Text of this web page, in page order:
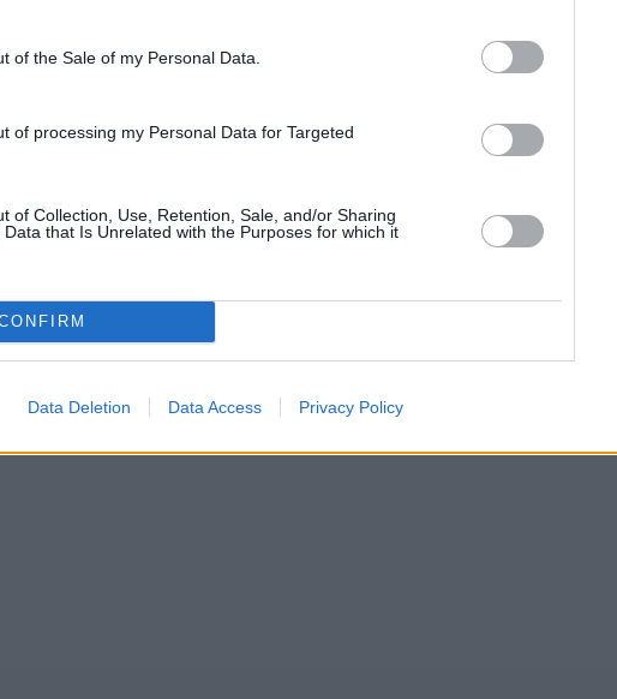
of the Sale of my Personal Data.
of processing my Personal Data for Targeted
of Collection, Use, Retention, Sale, and/or Sharing
that Is Unrelated with the Purposes for which it
Data Deletion Data Access Privacy Policy